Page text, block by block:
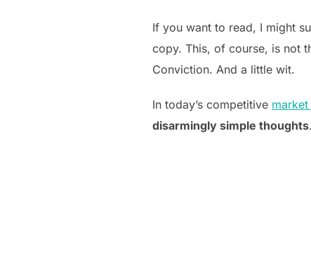
If you want to read, I might
copy. This, of course, is not
Conviction. And a little wit.
In today’s competitive
disarmingly simple thoughts.